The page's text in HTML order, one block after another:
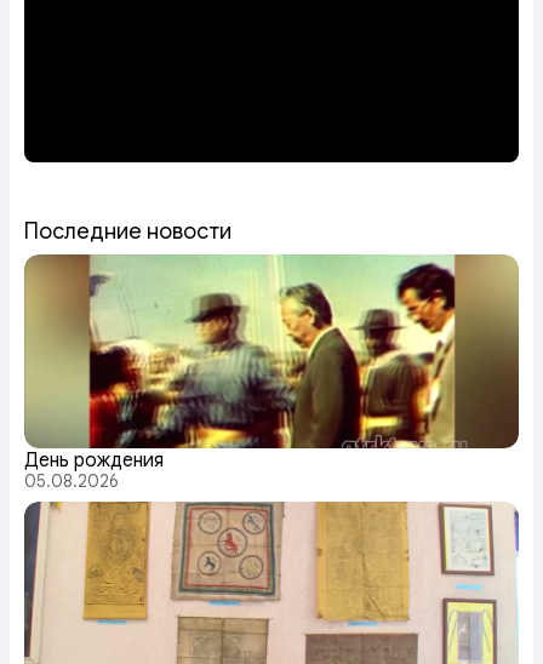
Последние новости
День рождения
05.08.2026